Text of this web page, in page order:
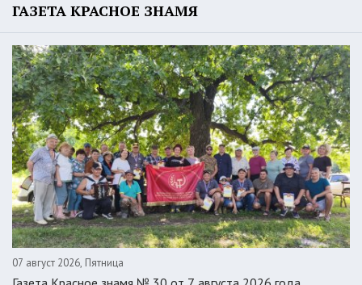
ГАЗЕТА КРАСНОЕ ЗНАМЯ
07 август 2026, Пятница